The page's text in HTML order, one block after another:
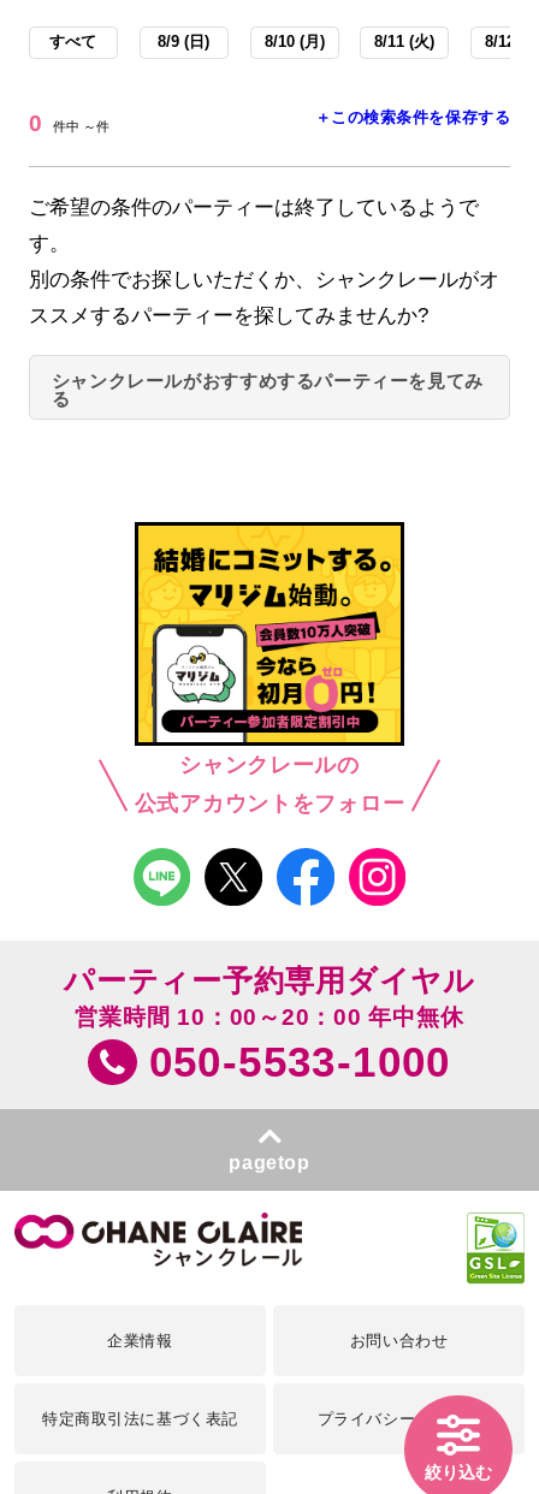
すべて 8/9 (日) 8/10 (月) 8/11 (火) 8/12 (
0 件中 ～件 ＋この検索条件を保存する
ご希望の条件のパーティーは終了しているようで
す。
別の条件でお探しいただくか、シャンクレールがオ
ススメするパーティーを探してみませんか?
シャンクレールがおすすめするパーティーを見てみ
る
シャンクレールの
公式アカウントをフォロー
絞り込む
パーティー予約専用ダイヤル
営業時間 10：00～20：00 年中無休
050-5533-1000
pagetop
企業情報 お問い合わせ
特定商取引法に基づく表記 プライバシーポリシー